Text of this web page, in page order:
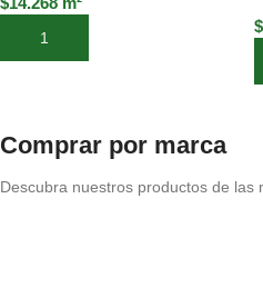
Añadir al carrito
$
Comprar por marca
Descubra nuestros productos de las